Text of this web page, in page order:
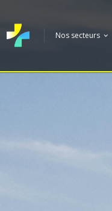
Nos secteurs